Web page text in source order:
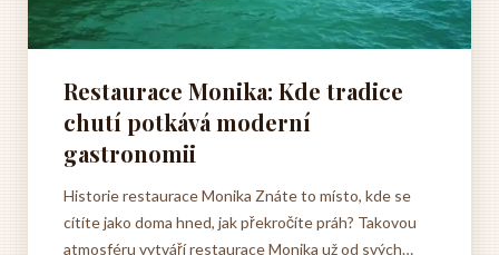
Restaurace Monika: Kde tradice
chutí potkává moderní
gastronomii
Historie restaurace Monika Znáte to místo, kde se
cítíte jako doma hned, jak překročíte práh? Takovou
atmosféru vytváří restaurace Monika už od svých